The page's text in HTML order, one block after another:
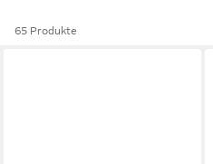
65 Produkte